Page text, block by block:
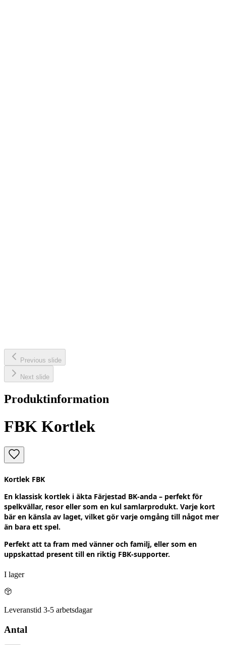
Previous slide
Next slide
Produktinformation
FBK Kortlek
Kortlek FBK
En klassisk kortlek i äkta Färjestad BK‑anda – perfekt för
spelkvällar, resor eller som en kul samlarprodukt. Varje kort
bär en känsla av laget, vilket gör varje omgång till något mer
än bara ett spel.
Perfekt att ta fram med vänner och familj, eller som en
uppskattad present till en riktig FBK‑supporter.
I lager
Leveranstid 3-5 arbetsdagar
Antal